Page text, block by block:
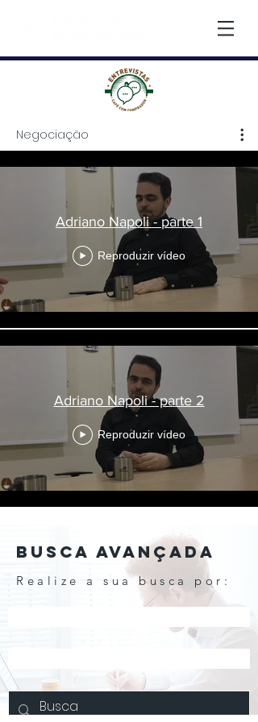
Negociação
Negociação
Adriano Napoli - parte 1
Reproduzir vídeo
Adriano Napoli - parte 2
Reproduzir vídeo
BUSCA AVANÇADA
Realize a sua busca por: